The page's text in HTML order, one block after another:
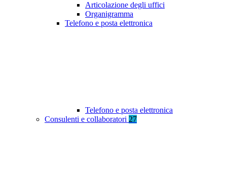
Articolazione degli uffici
Organigramma
Telefono e posta elettronica
Telefono e posta elettronica
Consulenti e collaboratori 27